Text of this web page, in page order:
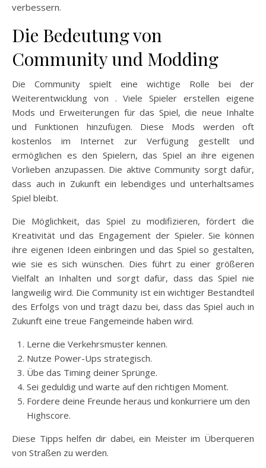
verbessern.
Die Bedeutung von
Community und Modding
Die Community spielt eine wichtige Rolle bei der
Weiterentwicklung von . Viele Spieler erstellen eigene
Mods und Erweiterungen für das Spiel, die neue Inhalte
und Funktionen hinzufügen. Diese Mods werden oft
kostenlos im Internet zur Verfügung gestellt und
ermöglichen es den Spielern, das Spiel an ihre eigenen
Vorlieben anzupassen. Die aktive Community sorgt dafür,
dass auch in Zukunft ein lebendiges und unterhaltsames
Spiel bleibt.
Die Möglichkeit, das Spiel zu modifizieren, fördert die
Kreativität und das Engagement der Spieler. Sie können
ihre eigenen Ideen einbringen und das Spiel so gestalten,
wie sie es sich wünschen. Dies führt zu einer größeren
Vielfalt an Inhalten und sorgt dafür, dass das Spiel nie
langweilig wird. Die Community ist ein wichtiger Bestandteil
des Erfolgs von und trägt dazu bei, dass das Spiel auch in
Zukunft eine treue Fangemeinde haben wird.
Lerne die Verkehrsmuster kennen.
Nutze Power-Ups strategisch.
Übe das Timing deiner Sprünge.
Sei geduldig und warte auf den richtigen Moment.
Fordere deine Freunde heraus und konkurriere um den
Highscore.
Diese Tipps helfen dir dabei, ein Meister im Überqueren
von Straßen zu werden.